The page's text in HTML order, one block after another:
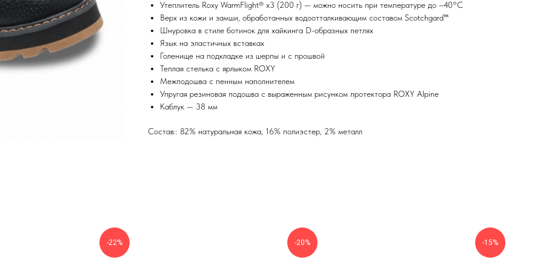
Утеплитель Roxy WarmFlight® x3 (200 г) — можно носить при температуре до –40°C
Верх из кожи и замши, обработанных водоотталкивающим составом Scotchgard™
Шнуровка в стиле ботинок для хайкинга D-образных петлях
Язык на эластичных вставках
Голенище на подкладке из шерпы и с прошвой
Теплая стелька с ярлыком ROXY
Межподошва с пенным наполнителем
Упругая резиновая подошва с выраженным рисунком протектора ROXY Alpine
Каблук — 38 мм
Состав:: 82% натуральная кожа, 16% полиэстер, 2% металл
-22% -20% -15%